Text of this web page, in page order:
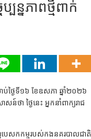
បន្នភាពថ្មីពាក់
ប់ថ្ងៃទី១៦ ខែឧសភា ឆ្នាំ២០២៦
ថា ថ្ងៃនេះ អ្នកនាំពាក្យរាជ
បេសកកម្មរបស់កងនគរបាលជាតិ